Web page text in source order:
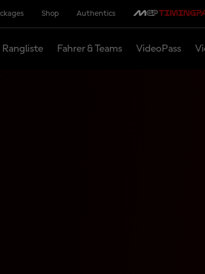
Shop Authentics
Rangliste Fahrer & Teams VideoPass